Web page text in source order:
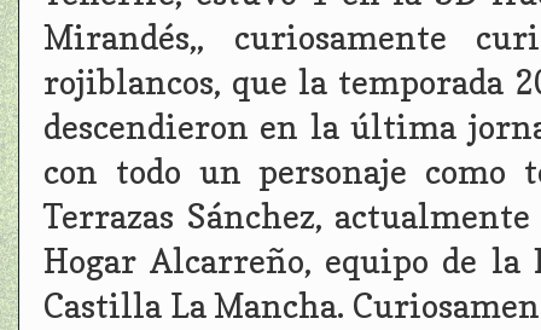
Mirandés,, curiosamente
rojiblancos, que la temporada
descendieron en la última
con todo un personaje como
Terrazas Sánchez,
Hogar Alcarreño, equipo de
Castilla La Mancha.